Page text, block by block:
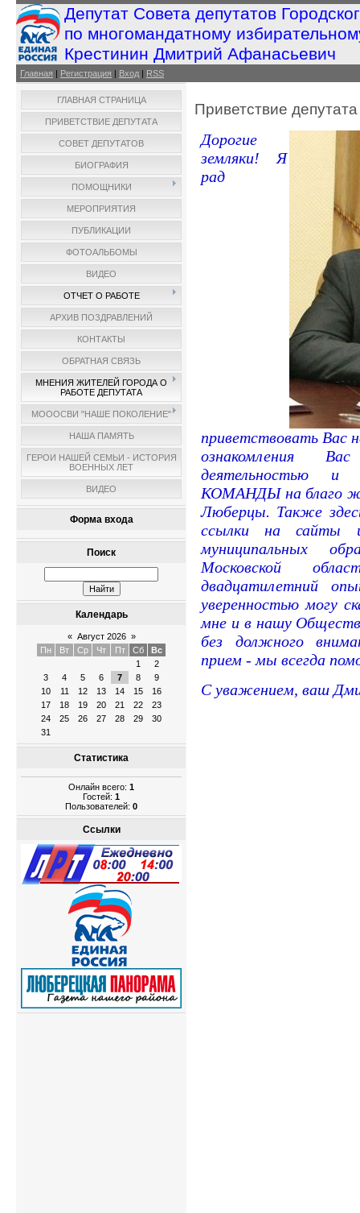
Депутат Совета депутатов
по многомандатному
Крестинин Дмитрий Афанасьевич
Главная | Регистрация | Вход | RSS
ГЛАВНАЯ СТРАНИЦА
ПРИВЕТСТВИЕ ДЕПУТАТА
СОВЕТ ДЕПУТАТОВ
БИОГРАФИЯ
ПОМОЩНИКИ
МЕРОПРИЯТИЯ
ПУБЛИКАЦИИ
ФОТОАЛЬБОМЫ
ВИДЕО
ОТЧЕТ О РАБОТЕ
АРХИВ ПОЗДРАВЛЕНИЙ
КОНТАКТЫ
ОБРАТНАЯ СВЯЗЬ
МНЕНИЯ ЖИТЕЛЕЙ ГОРОДА О
РАБОТЕ ДЕПУТАТА
МОООСВИ "НАШЕ ПОКОЛЕНИЕ"
НАША ПАМЯТЬ
ГЕРОИ НАШЕЙ СЕМЬИ - ИСТОРИЯ
ВОЕННЫХ ЛЕТ
ВИДЕО
Форма входа
Поиск
Календарь
« Август 2026 »
Пн
Вт Ср Чт Пт Сб
Вс
1
2
3
4 5 6 7 8
9
10
11 12 13 14 15
16
17
18 19 20 21 22
23
24
25 26 27 28 29
30
31
Статистика
Онлайн всего: 1
Гостей: 1
Пользователей: 0
Ссылки
Приветствие депутата
Дорогие
земляки! Я
рад
приветствовать Вас
ознакомления
деятельностью
КОМАНДЫ на благо
Люберцы. Также
ссылки на сайты
муниципальных
Московской
двадцатилетний
уверенностью могу
мне и в нашу
без должного
прием - мы всегда
С уважением, ваш